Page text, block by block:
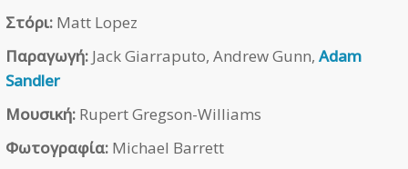
Στόρι: Matt Lopez
Παραγωγή: Jack Giarraputo, Andrew Gunn, Adam
Sandler
Μουσική: Rupert Gregson-Williams
Φωτογραφία: Michael Barrett